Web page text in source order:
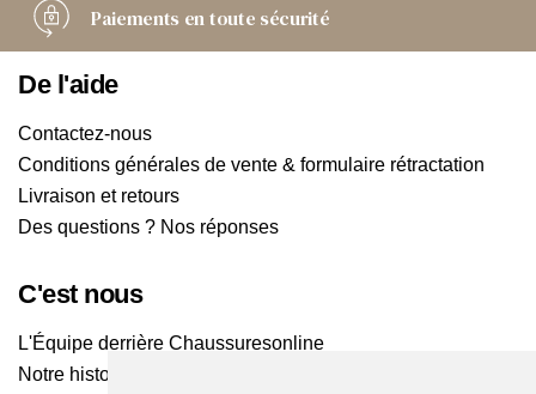
Paiements en toute sécurité
De l'aide
Contactez-nous
Conditions générales de vente & formulaire rétractation
Livraison et retours
Des questions ? Nos réponses
C'est nous
L'Équipe derrière Chaussuresonline
Notre histoire